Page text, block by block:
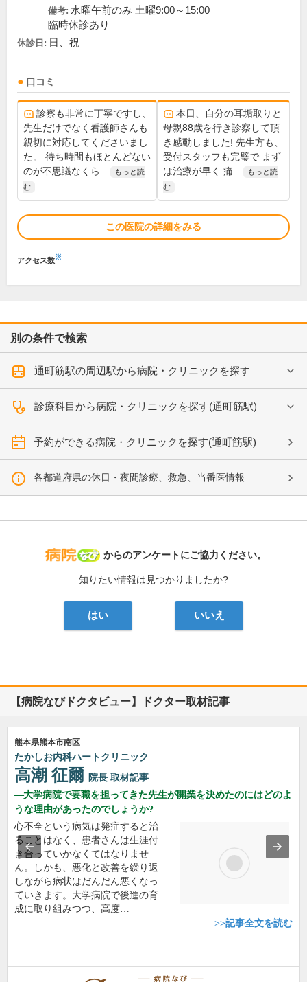
備考: 水曜午前のみ 土曜9:00～15:00
臨時休診あり
休診日: 日、祝
口コミ
診察も非常に丁寧ですし、
先生だけでなく看護師さんも
親切に対応してくださいまし
た。 待ち時間もほとんどない
のが不思議なくら...
もっと読
む
本日、自分の耳垢取りと
母親88歳を行き診察して頂
き感動しました! 先生方も、
受付スタッフも完璧で まず
は治療が早く 痛...
もっと読
む
この医院の詳細をみる
アクセス数※
別の条件で検索
通町筋駅の周辺駅から病院・クリニックを探す
診療科目から病院・クリニックを探す(通町筋駅)
予約ができる病院・クリニックを探す(通町筋駅)
各都道府県の休日・夜間診療、救急、当番医情報
病院なび
からのアンケートにご協力ください。
知りたい情報は見つかりましたか?
はい いいえ
【病院なびドクタビュー】ドクター取材記事
熊本県熊本市南区
たかしお内科ハートクリニック
高潮 征爾 院長 取材記事
大学病院で要職を担ってきた先生が開業を決めたのにはどのよ
うな理由があったのでしょうか?
心不全という病気は発症すると治
ることはなく、患者さんは生涯付
き合っていかなくてはなりませ
ん。しかも、悪化と改善を繰り返
しながら病状はだんだん悪くなっ
ていきます。大学病院で後進の育
成に取り組みつつ、高度…
>>記事全文を読む